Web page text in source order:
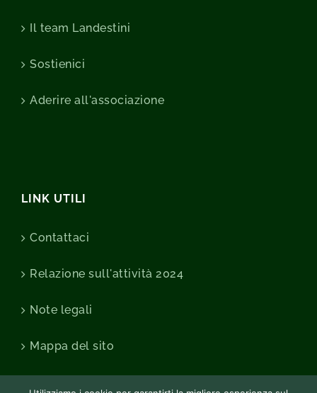
Il team Landestini
Sostienici
Aderire all'associazione
LINK UTILI
Contattaci
Relazione sull'attività 2024
Note legali
Mappa del sito